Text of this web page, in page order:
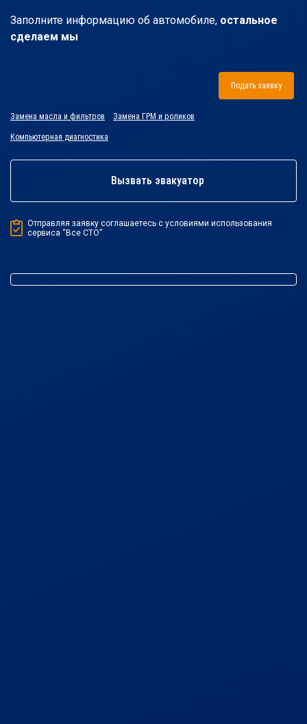
Заполните информацию об автомобиле, остальное
сделаем мы
Подать заявку
Замена масла и фильтров Замена ГРМ и роликов
Компьютерная диагностика
Вызвать эвакуатор
Отправляя заявку соглашаетесь с условиями использования
сервиса “Все СТО”